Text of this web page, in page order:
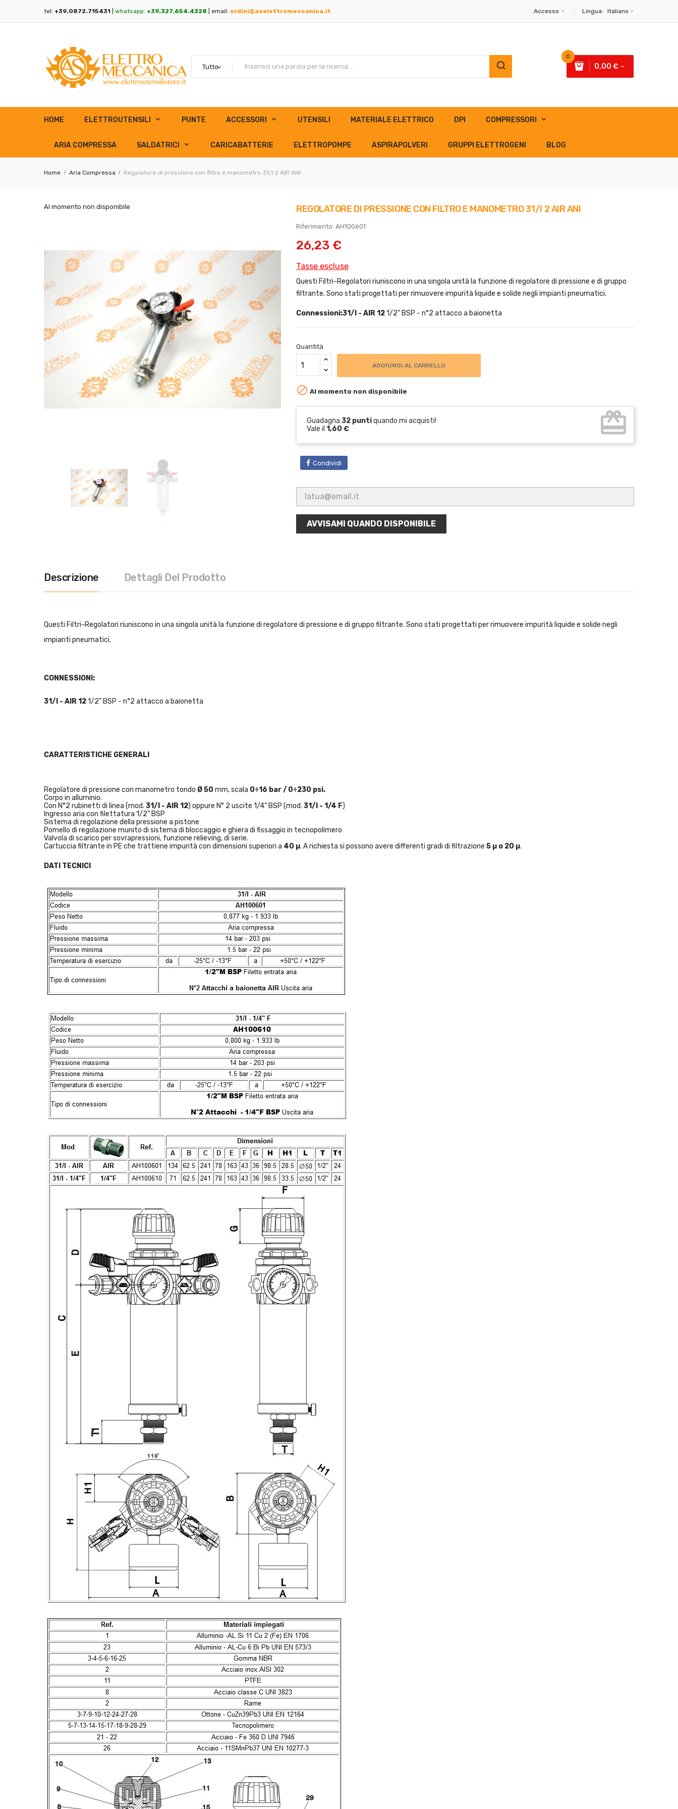
Lingua: Italiano
tel: +39.0872.715431 whatsapp: +39.327.654.4328 | email: ordini@aselettromeccanica.it Accesso
0
0,00 €
HOME ELETTROUTENSILI PUNTE ACCESSORI UTENSILI MATERIALE ELETTRICO DPI COMPRESSORI
ARIA COMPRESSA SALDATRICI CARICABATTERIE ELETTROPOMPE ASPIRAPOLVERI GRUPPI ELETTROGENI BLOG
Home Aria Compressa Regolatore di pressione con filtro e manometro 31/I 2 AIR ANI
Al momento non disponibile REGOLATORE DI PRESSIONE CON FILTRO E MANOMETRO 31/I 2 AIR ANI
Riferimento: AH100601
26,23 €
Tasse escluse
Questi Filtri-Regolatori riuniscono in una singola unità la funzione di regolatore di pressione e di gruppo
filtrante. Sono stati progettati per rimuovere impurità liquide e solide negli impianti pneumatici.
Connessioni:31/I - AIR 121/2” BSP - n°2 attacco a baionetta
Quantità
AGGIUNGI AL CARRELLO
 Al momento non disponibile
Guadagna 32 puntiquando mi acquisti!
Vale il 1,60 € card_giftcard
Condividi
AVVISAMI QUANDO DISPONIBILE
Descrizione Dettagli Del Prodotto
Questi Filtri-Regolatori riuniscono in una singola unità la funzione di regolatore di pressione e di gruppo filtrante. Sono stati progettati per rimuovere impurità liquide e solide negli
impianti pneumatici.
CONNESSIONI:
31/I - AIR 121/2” BSP - n°2 attacco a baionetta
CARATTERISTICHE GENERALI
Regolatore di pressione con manometro tondo Ø 50 mm, scala 0÷16 bar / 0÷230 psi.
Corpo in alluminio.
Con N°2 rubinetti di linea (mod. 31/I - AIR 12) oppure N° 2 uscite 1/4” BSP (mod. 31/I - 1/4 F)
Ingresso aria con filettatura 1/2” BSP
Sistema di regolazione della pressione a pistone
Pomello di regolazione munito di sistema di bloccaggio e ghiera di fissaggio in tecnopolimero
Valvola di scarico per sovrapressioni, funzione relieving, di serie.
Cartuccia filtrante in PE che trattiene impurità con dimensioni superiori a 40 µ. A richiesta si possono avere differenti gradi di filtrazione 5 µ o 20 µ.
DATI TECNICI